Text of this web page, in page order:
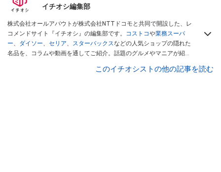
イチオシ編集部
株式会社オールアバウトが株式会社NTTドコモと共同で開設した、レ
コメンドサイト『イチオシ』の編集部です。 コストコや業務スーパ
ー、 ダイソー、 セリア、 スターバックスなどの人気ショップの隠れた
名品を、コラムや動画を通してご紹介。話題のグルメやマニアが紹介
インフルエンサーが実際に使用してレビューしています。毎日トレン
このイチオシストの他の記事を読む